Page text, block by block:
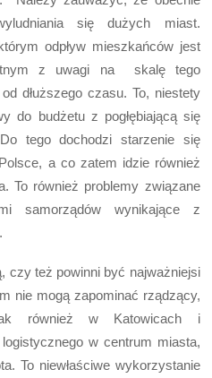
się dużych miast.
odpływ mieszkańców jest
z uwagi na skalę tego
dłuższego czasu. To, niestety
do budżetu z pogłębiającą się
tego dochodzi starzenie się
a co zatem idzie również
To również problemy związane
samorządów wynikające z
czy też powinni być najważniejsi
nie mogą zapominać rządzący,
również w Katowicach i
w centrum miasta,
To niewłaściwe wykorzystanie